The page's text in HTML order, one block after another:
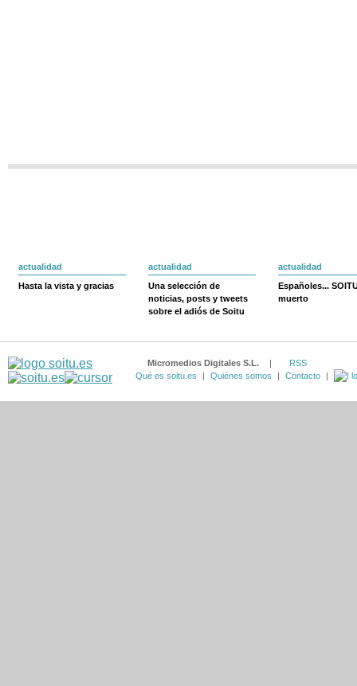
actualidad
Hasta la vista y gracias
actualidad
Una selección de
noticias, posts y tweets
sobre el adiós de Soitu
actualidad
Españoles...
muerto
Micromedios Digitales S.L. |
RSS
Qué es soitu.es
| Quiénes somos | Contacto |